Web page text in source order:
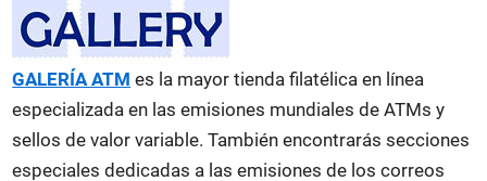
GALERÍA ATM es la mayor tienda filatélica en línea
especializada en las emisiones mundiales de ATMs y
sellos de valor variable. También encontrarás secciones
especiales dedicadas a las emisiones de los correos